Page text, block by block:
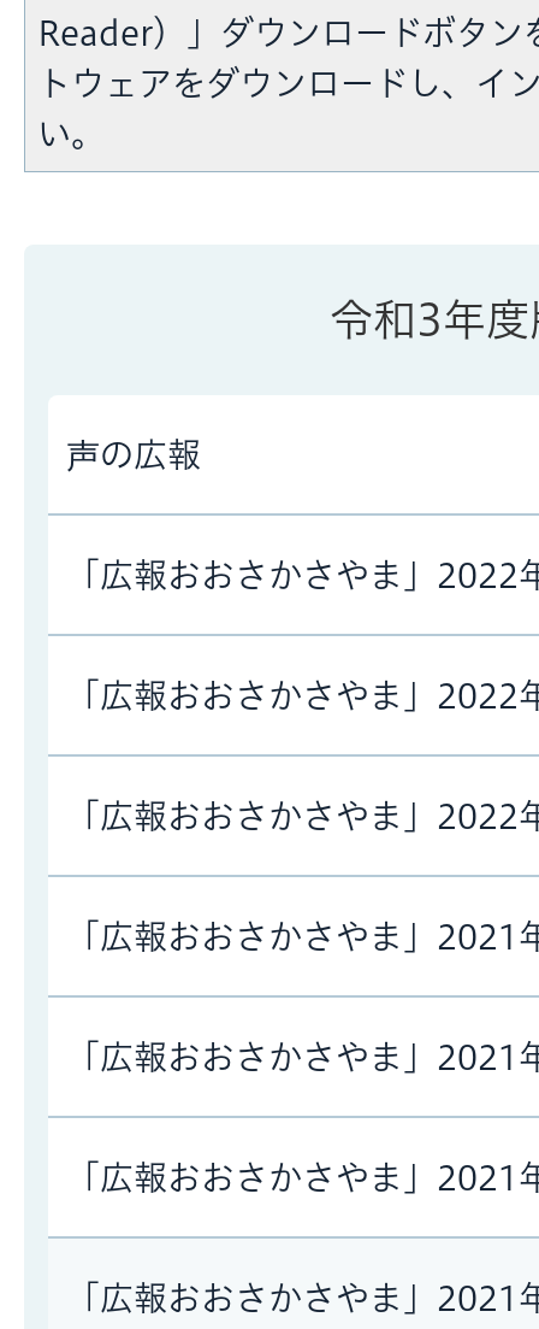
Reader）」ダウンロードボタン
トウェアをダウンロードし、イ
い。
令和3年度
声の広報
「広報おおさかさやま」2022
「広報おおさかさやま」2022
「広報おおさかさやま」2022
「広報おおさかさやま」2021
「広報おおさかさやま」2021
「広報おおさかさやま」2021
「広報おおさかさやま」2021